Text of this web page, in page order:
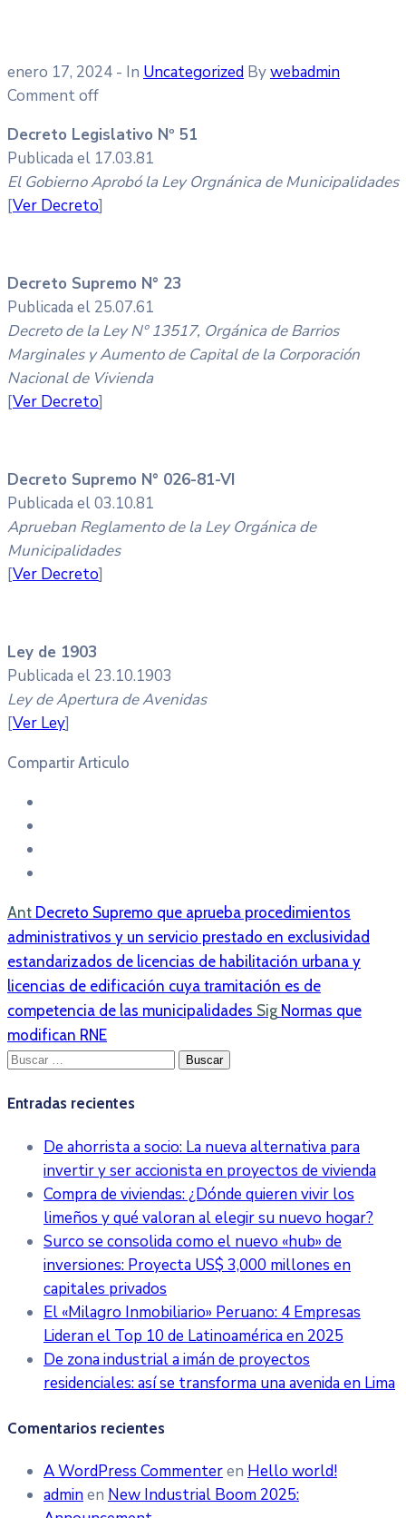
enero 17, 2024 - In Uncategorized Bywebadmin
Comment off
Decreto Legislativo Nº 51
Publicada el 17.03.81
El Gobierno Aprobó la Ley Orgnánica de Municipalidades
[Ver Decreto]
Decreto Supremo N° 23
Publicada el 25.07.61
Decreto de la Ley Nº 13517, Orgánica de Barrios
Marginales y Aumento de Capital de la Corporación
Nacional de Vivienda
[Ver Decreto]
Decreto Supremo N° 026-81-VI
Publicada el 03.10.81
Aprueban Reglamento de la Ley Orgánica de
Municipalidades
[Ver Decreto]
Ley de 1903
Publicada el 23.10.1903
Ley de Apertura de Avenidas
[Ver Ley]
Compartir Articulo
Ant Decreto Supremo que aprueba procedimientos
administrativos y un servicio prestado en exclusividad
estandarizados de licencias de habilitación urbana y
licencias de edificación cuya tramitación es de
competencia de las municipalidades Sig Normas que
modifican RNE
Buscar:
Entradas recientes
De ahorrista a socio: La nueva alternativa para
invertir y ser accionista en proyectos de vivienda
Compra de viviendas: ¿Dónde quieren vivir los
limeños y qué valoran al elegir su nuevo hogar?
Surco se consolida como el nuevo «hub» de
inversiones: Proyecta US$ 3,000 millones en
capitales privados
El «Milagro Inmobiliario» Peruano: 4 Empresas
Lideran el Top 10 de Latinoamérica en 2025
De zona industrial a imán de proyectos
residenciales: así se transforma una avenida en Lima
Comentarios recientes
A WordPress Commenteren Hello world!
adminen New Industrial Boom 2025: